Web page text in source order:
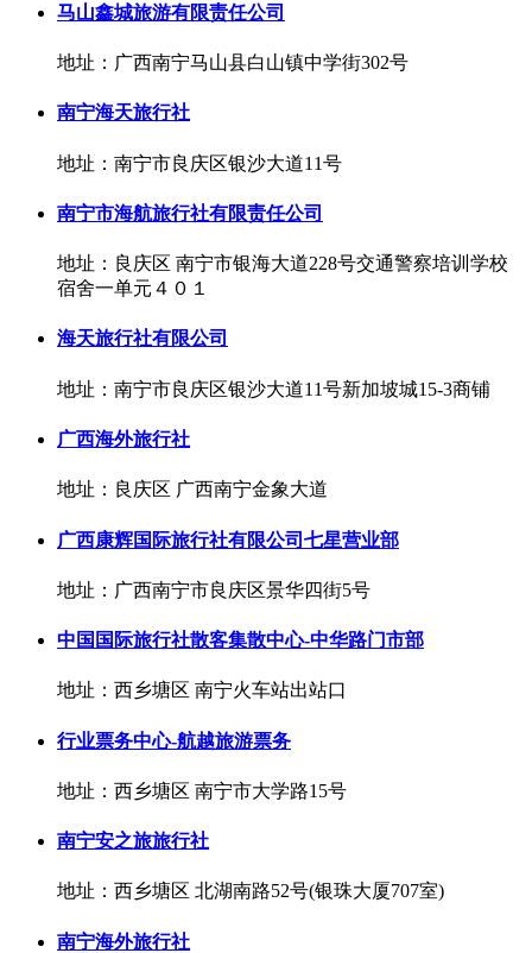
马山鑫城旅游有限责任公司
地址：广西南宁马山县白山镇中学街302号
南宁海天旅行社
地址：南宁市良庆区银沙大道11号
南宁市海航旅行社有限责任公司
地址：良庆区 南宁市银海大道228号交通警察培训学校
宿舍一单元４０１
海天旅行社有限公司
地址：南宁市良庆区银沙大道11号新加坡城15-3商铺
广西海外旅行社
地址：良庆区 广西南宁金象大道
广西康辉国际旅行社有限公司七星营业部
地址：广西南宁市良庆区景华四街5号
中国国际旅行社散客集散中心-中华路门市部
地址：西乡塘区 南宁火车站出站口
行业票务中心-航越旅游票务
地址：西乡塘区 南宁市大学路15号
南宁安之旅旅行社
地址：西乡塘区 北湖南路52号(银珠大厦707室)
南宁海外旅行社